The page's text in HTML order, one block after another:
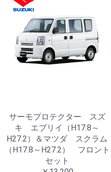
サーモプロテクター スズ
キ エブリイ（H17.8～
H27.2）＆マツダ スクラム
（H17.8～H27.2） フロント
セット
カートへ進む